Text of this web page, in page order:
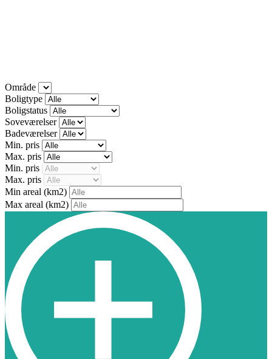
Område
Boligtype
Boligstatus
Soveværelser
Badeværelser
Min. pris
Max. pris
Min. pris
Max. pris
Min areal (km2)
Max areal (km2)